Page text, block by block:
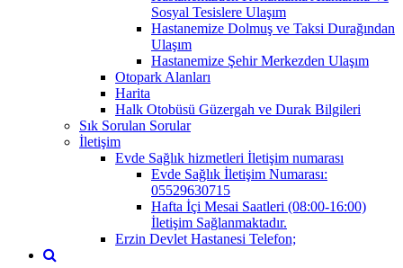
Sosyal Tesislere Ulaşım
Hastanemize Dolmuş ve Taksi Durağından
Ulaşım
Hastanemize Şehir Merkezden Ulaşım
Otopark Alanları
Harita
Halk Otobüsü Güzergah ve Durak Bilgileri
Sık Sorulan Sorular
İletişim
Evde Sağlık hizmetleri İletişim numarası
Evde Sağlık İletişim Numarası:
05529630715
Hafta İçi Mesai Saatleri (08:00-16:00)
İletişim Sağlanmaktadır.
Erzin Devlet Hastanesi Telefon;